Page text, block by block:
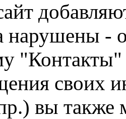
нарушены -
"Контакты"
своих
вы также